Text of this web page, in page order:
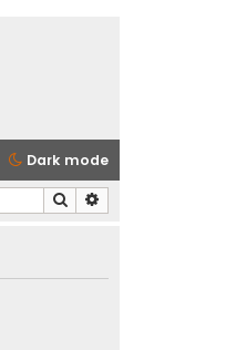
Dark mode
Căutare